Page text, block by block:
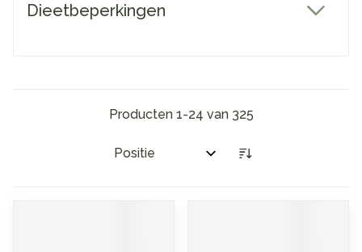
Dieetbeperkingen
Producten 1-24 van 325
Sorteer op: